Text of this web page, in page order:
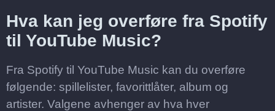
Hva kan jeg overføre fra Spotify
til YouTube Music?
Fra Spotify til YouTube Music kan du overføre
følgende: spillelister, favorittlåter, album og
artister. Valgene avhenger av hva hver